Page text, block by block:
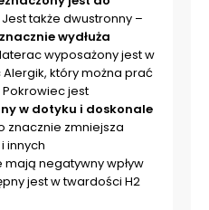
Jest także dwustronny –
wydłuża
wyposażony jest w
który można prać
jest
w dotyku i doskonale
znacznie zmniejsza
innych
negatywny wpływ
jest w twardości H2